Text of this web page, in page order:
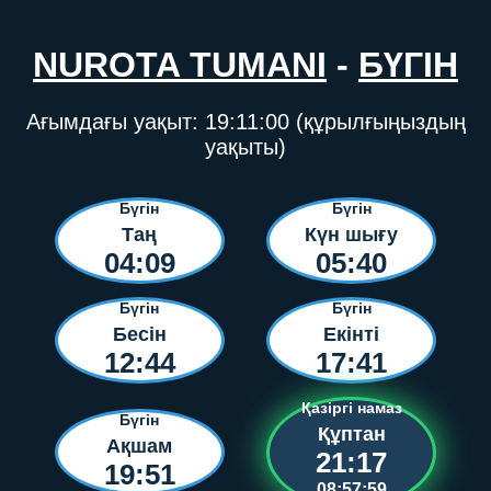
NUROTA TUMANI - БҮГІН
Ағымдағы уақыт: 19:11:00(құрылғыңыздың
уақыты)
Бүгін
Таң
04:09
Бүгін
Күн шығу
05:40
Бүгін
Бесін
12:44
Бүгін
Екінті
17:41
Бүгін
Ақшам
19:51
Қазіргі намаз
Құптан
21:17